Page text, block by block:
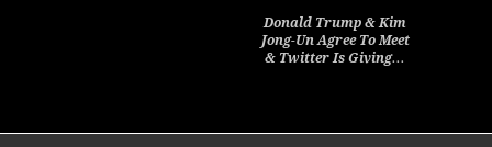
Donald Trump & Kim
Jong-Un Agree To Meet
& Twitter Is Giving…